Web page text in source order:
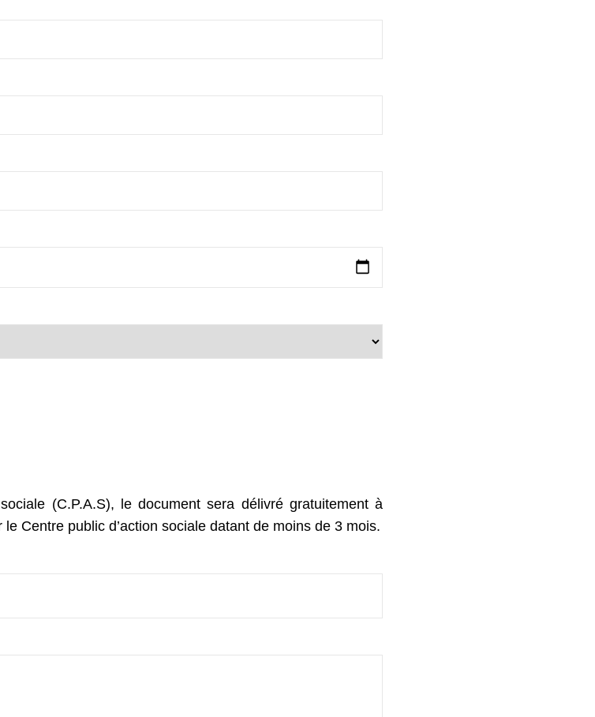
(C.P.A.S), le document sera délivré gratuitement à
Centre public d’action sociale datant de moins de 3 mois.